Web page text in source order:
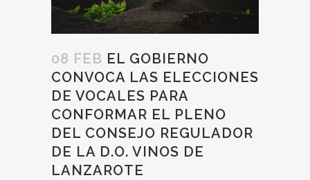
08 FEB EL GOBIERNO
CONVOCA LAS ELECCIONES
DE VOCALES PARA
CONFORMAR EL PLENO
DEL CONSEJO REGULADOR
DE LA D.O. VINOS DE
LANZAROTE